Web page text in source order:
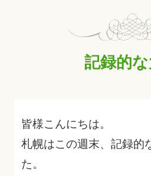
記録的
皆様こんにちは。
札幌はこの週末、記録的
た。